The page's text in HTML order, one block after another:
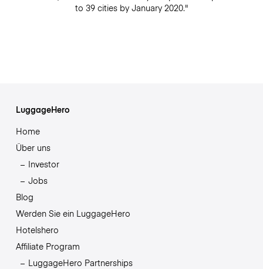
to 39 cities by January 2020."
LuggageHero
Home
Über uns
Investor
Jobs
Blog
Werden Sie ein LuggageHero
Hotelshero
Affiliate Program
LuggageHero Partnerships